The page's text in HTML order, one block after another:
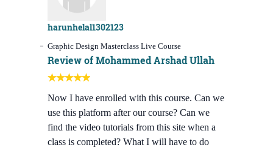
harunhelal1302123
Graphic Design Masterclass Live Course
Review of Mohammed Arshad Ullah
Now I have enrolled with this course. Can we
use this platform after our course? Can we
find the video tutorials from this site when a
class is completed? What I will have to do